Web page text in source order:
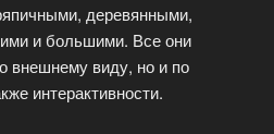
деревянными,
и большими. Все они
внешнему виду, но и по
интерактивности.